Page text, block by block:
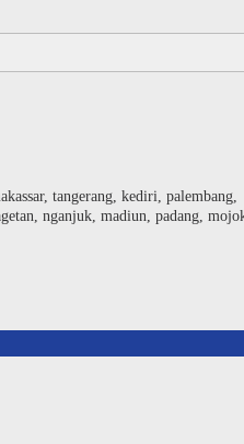
tangerang, kediri, palembang,
nganjuk, madiun, padang,